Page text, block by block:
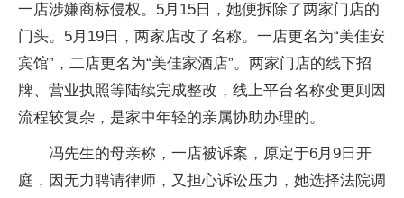
一店涉嫌商标侵权。5月15日，她便拆除了两家门店的
门头。5月19日，两家店改了名称。一店更名为“美佳安
宾馆”，二店更名为“美佳家酒店”。两家门店的线下招
牌、营业执照等陆续完成整改，线上平台名称变更则因
流程较复杂，是家中年轻的亲属协助办理的。
冯先生的母亲称，一店被诉案，原定于6月9日开
庭，因无力聘请律师，又担心诉讼压力，她选择法院调